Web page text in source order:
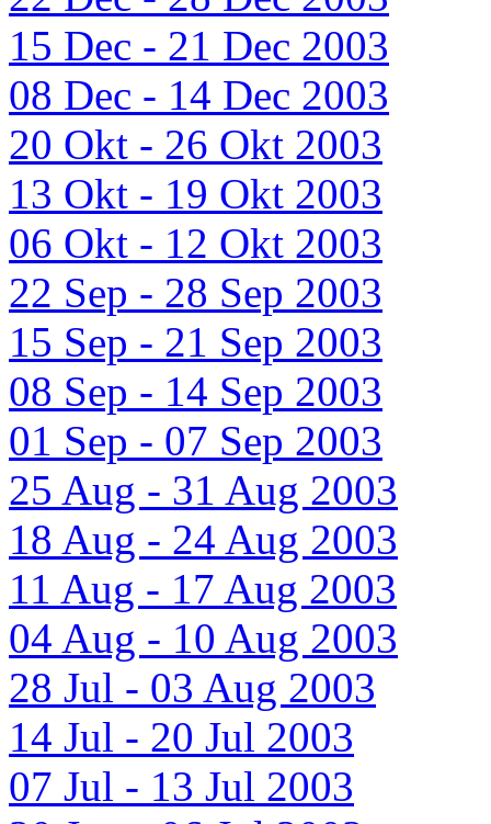
15 Dec - 21 Dec 2003
08 Dec - 14 Dec 2003
20 Okt - 26 Okt 2003
13 Okt - 19 Okt 2003
06 Okt - 12 Okt 2003
22 Sep - 28 Sep 2003
15 Sep - 21 Sep 2003
08 Sep - 14 Sep 2003
01 Sep - 07 Sep 2003
25 Aug - 31 Aug 2003
18 Aug - 24 Aug 2003
11 Aug - 17 Aug 2003
04 Aug - 10 Aug 2003
28 Jul - 03 Aug 2003
14 Jul - 20 Jul 2003
07 Jul - 13 Jul 2003